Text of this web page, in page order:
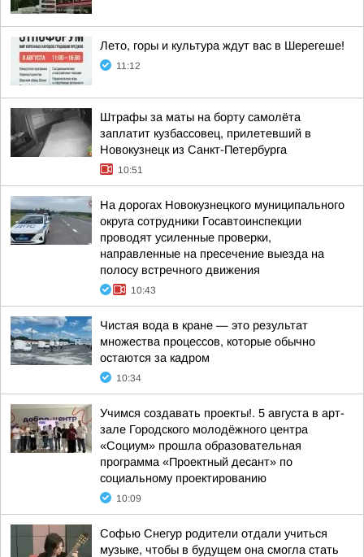
Лето, горы и культура ждут вас в Шерегеше!
11:12
Штрафы за маты на борту самолёта
заплатит кузбассовец, прилетевший в
Новокузнецк из Санкт-Петербурга
10:51
На дорогах Новокузнецкого муниципального
округа сотрудники Госавтоинспекции
проводят усиленные проверки,
направленные на пресечение выезда на
полосу встречного движения
10:43
Чистая вода в кране — это результат
множества процессов, которые обычно
остаются за кадром
10:34
Учимся создавать проекты!. 5 августа в арт-
зале Городского молодёжного центра
«Социум» прошла образовательная
программа «Проектный десант» по
социальному проектированию
10:09
Софью Снегур родители отдали учиться
музыке, чтобы в будущем она смогла стать